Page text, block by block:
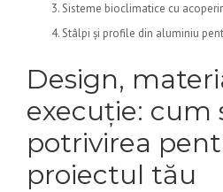
Sisteme bioclimatice cu
Stâlpi și profile din aluminiu
Design,
execuție: cum
potrivirea
proiectul tău